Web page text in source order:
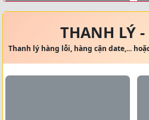
THANH LÝ
Thanh lý hàng lỗi, hàng cận date,...